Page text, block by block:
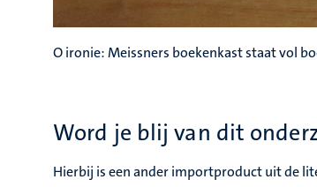
O ironie: Meissners boekenkast staat vol
Word je blij van dit
Hierbij is een ander importproduct uit de